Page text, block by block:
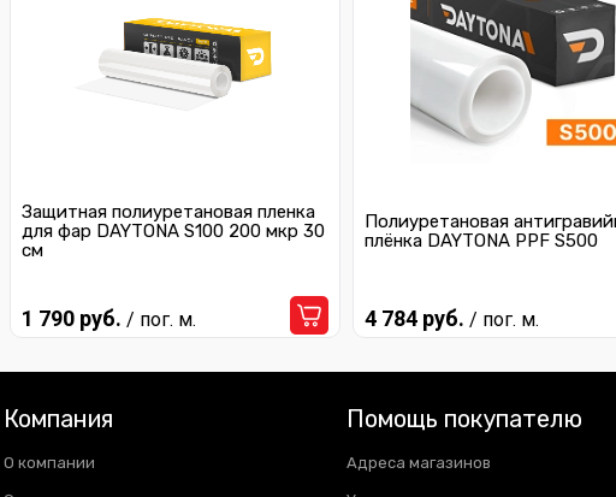
Защитная полиуретановая пленка
для фар DAYTONA S100 200 мкр 30
см
1 790 руб. / пог. м.
Полиуретановая
плёнка DAYTONA PPF S500
4 784 руб. / пог. м.
Компания
О компании
Помощь покупателю
Адреса магазинов